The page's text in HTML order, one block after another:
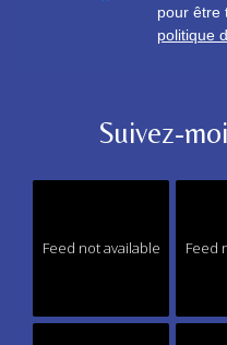
Suivez-
Feed not available Feed